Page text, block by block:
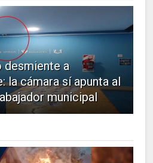
desmiente a
la cámara sí apunta al
municipal